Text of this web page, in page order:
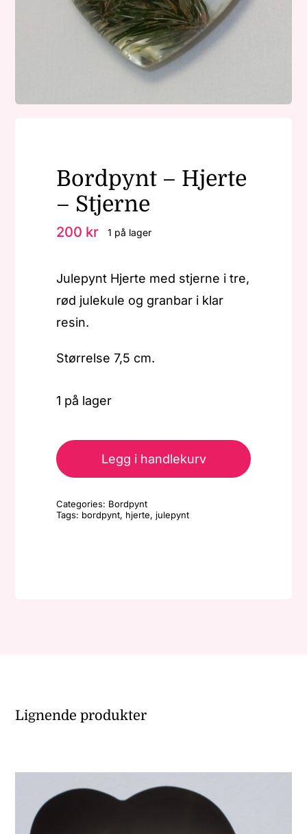
Bordpynt – Hjerte
– Stjerne
200 kr 1 på lager
Julepynt Hjerte med stjerne i tre,
rød julekule og granbar i klar
resin.
Størrelse 7,5 cm.
1 på lager
-
Stjerne
Legg i handlekurv
Categories: Bordpynt
Tags: bordpynt, hjerte, julepynt
Lignende produkter